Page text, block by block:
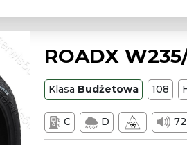
ROADX
Klasa Budżetowa 108
C D